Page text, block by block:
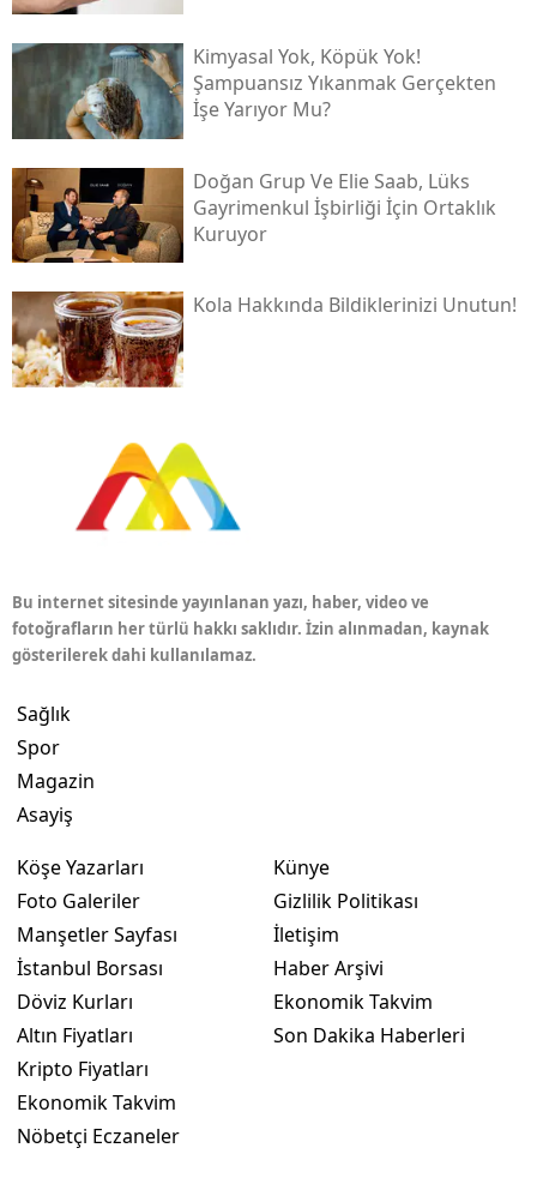
Kimyasal Yok, Köpük Yok!
Şampuansız Yıkanmak Gerçekten
İşe Yarıyor Mu?
Doğan Grup Ve Elie Saab, Lüks
Gayrimenkul İşbirliği İçin Ortaklık
Kuruyor
Kola Hakkında Bildiklerinizi Unutun!
Bu internet sitesinde yayınlanan yazı, haber, video ve
fotoğrafların her türlü hakkı saklıdır. İzin alınmadan, kaynak
gösterilerek dahi kullanılamaz.
Sağlık
Spor
Magazin
Asayiş
Köşe Yazarları
Foto Galeriler
Manşetler Sayfası
İstanbul Borsası
Döviz Kurları
Altın Fiyatları
Kripto Fiyatları
Ekonomik Takvim
Nöbetçi Eczaneler
Künye
Gizlilik Politikası
İletişim
Haber Arşivi
Ekonomik Takvim
Son Dakika Haberleri